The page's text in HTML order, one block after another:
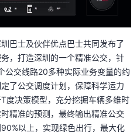
巴士及伙伴优点巴士共同发布了
，打造深圳的一个精准公交，针
交线路20多种实际业务变量的约
了公交调度计划，保障科学运力
度决策模型，充分挖掘车辆多维时
精准的预测，最终输出精准公交
以上，实现绿色出行，最大化